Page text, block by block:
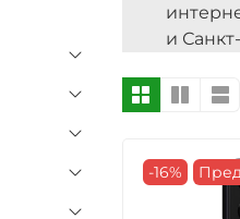
и
-16%